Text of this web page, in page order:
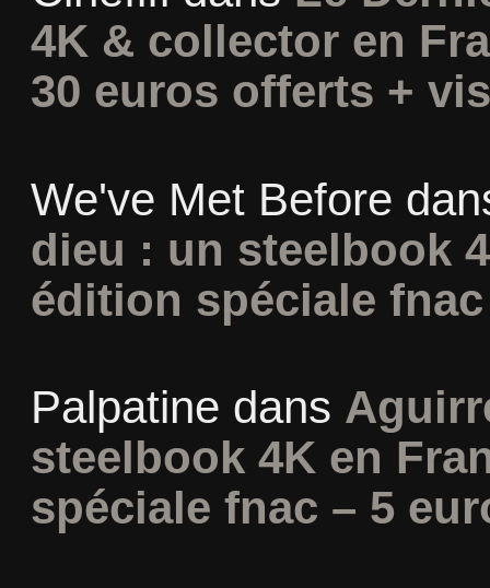
4K & collector en
30 euros offerts +
We've Met Before
dieu : un steelbook
édition spéciale
Palpatine dans
steelbook 4K en
spéciale fnac – 5